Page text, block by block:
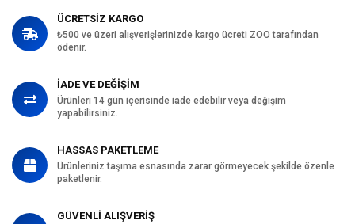
ÜCRETSİZ KARGO
₺500 ve üzeri alışverişlerinizde kargo ücreti ZOO tarafından
ödenir.
İADE VE DEĞİŞİM
Ürünleri 14 gün içerisinde iade edebilir veya değişim
yapabilirsiniz.
HASSAS PAKETLEME
Ürünleriniz taşıma esnasında zarar görmeyecek şekilde özenle
paketlenir.
GÜVENLİ ALIŞVERİŞ